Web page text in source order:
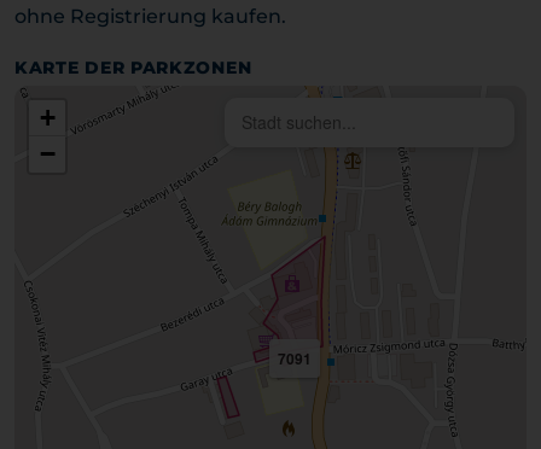
ohne Registrierung kaufen.
KARTE DER PARKZONEN
7091
+
−